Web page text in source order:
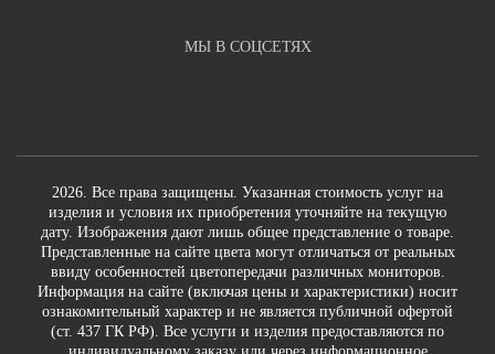
МЫ В СОЦСЕТЯХ
2026. Все права защищены. Указанная стоимость услуг на
изделия и условия их приобретения уточняйте на текущую
дату. Изображения дают лишь общее представление о товаре.
Представленные на сайте цвета могут отличаться от реальных
ввиду особенностей цветопередачи различных мониторов.
Информация на сайте (включая цены и характеристики) носит
ознакомительный характер и не является публичной офертой
(ст. 437 ГК РФ). Все услуги и изделия предоставляются по